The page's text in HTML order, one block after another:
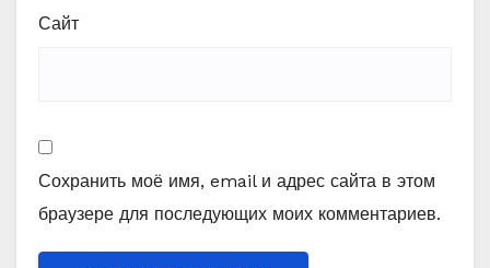
Сайт
Сохранить моё имя, email и адрес сайта в этом
браузере для последующих моих комментариев.